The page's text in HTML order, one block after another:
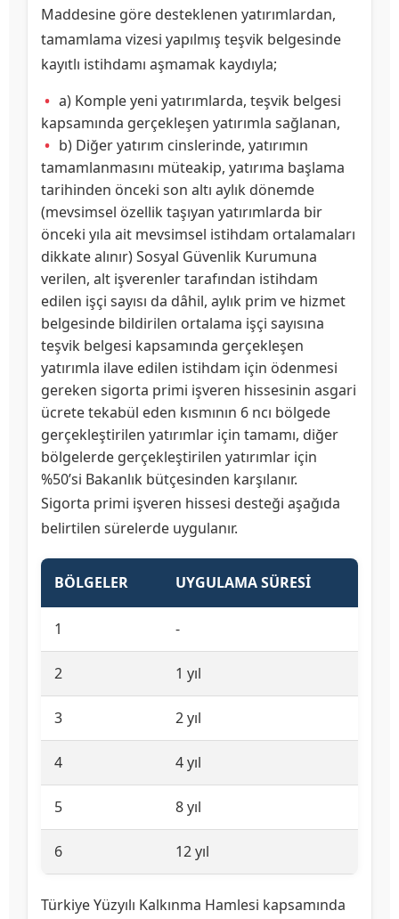
Maddesine göre desteklenen yatırımlardan,
tamamlama vizesi yapılmış teşvik belgesinde
kayıtlı istihdamı aşmamak kaydıyla;
a) Komple yeni yatırımlarda, teşvik belgesi
kapsamında gerçekleşen yatırımla sağlanan,
b) Diğer yatırım cinslerinde, yatırımın
tamamlanmasını müteakip, yatırıma başlama
tarihinden önceki son altı aylık dönemde
(mevsimsel özellik taşıyan yatırımlarda bir
önceki yıla ait mevsimsel istihdam ortalamaları
dikkate alınır) Sosyal Güvenlik Kurumuna
verilen, alt işverenler tarafından istihdam
edilen işçi sayısı da dâhil, aylık prim ve hizmet
belgesinde bildirilen ortalama işçi sayısına
teşvik belgesi kapsamında gerçekleşen
yatırımla ilave edilen istihdam için ödenmesi
gereken sigorta primi işveren hissesinin asgari
ücrete tekabül eden kısmının 6 ncı bölgede
gerçekleştirilen yatırımlar için tamamı, diğer
bölgelerde gerçekleştirilen yatırımlar için
%50’si Bakanlık bütçesinden karşılanır.
Sigorta primi işveren hissesi desteği aşağıda
belirtilen sürelerde uygulanır.
BÖLGELER UYGULAMA SÜRESİ
1 -
2 1 yıl
3 2 yıl
4 4 yıl
5 8 yıl
6 12 yıl
Türkiye Yüzyılı Kalkınma Hamlesi kapsamında